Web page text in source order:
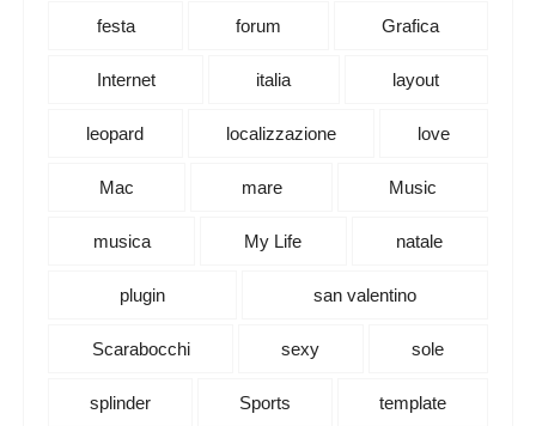
festa forum Grafica
Internet italia layout
leopard localizzazione love
Mac mare Music
musica My Life natale
plugin san valentino
Scarabocchi sexy sole
splinder Sports template